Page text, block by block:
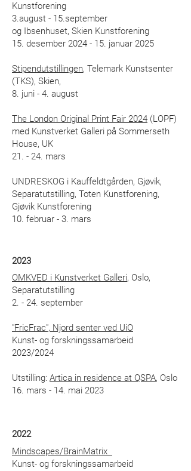
Kunstforening
3.august - 15.september
og Ibsenhuset, Skien Kunstforening
15. desember 2024 - 15. januar 2025
Stipendutstillingen, Telemark Kunstsenter
(TKS), Skien,
8. juni - 4. august
The London Original Print Fair 2024 (LOPF)
med Kunstverket Galleri på Sommerseth
House, UK
21. - 24. mars
UNDRESKOG i Kauffeldtgården, Gjøvik,
Separatutstilling, Toten Kunstforening,
Gjøvik Kunstforening
10. februar - 3. mars
2023
OMKVED i Kunstverket Galleri, Oslo,
Separatutstilling
2. - 24. september
"FricFrac", Njord senter ved UiO
Kunst- og forskningssamarbeid
2023/2024
Utstilling: Artica in residence at QSPA, Oslo
16. mars - 14. mai 2023
2022
Mindscapes/BrainMatrix
Kunst- og forskningssamarbeid